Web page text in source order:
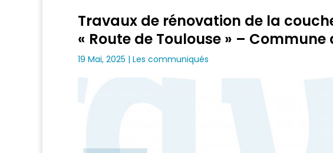
Travaux de rénovation de la
« Route de Toulouse » –
19 Mai, 2025 | Les communiqués